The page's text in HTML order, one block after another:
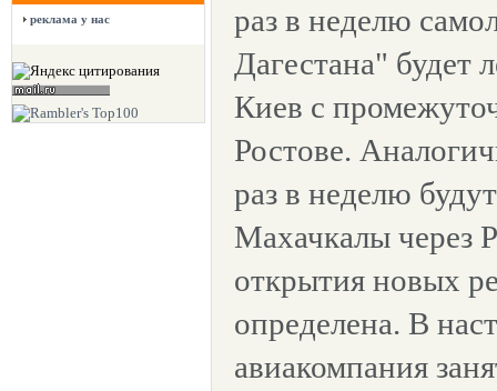
реклама у нас
раз в неделю
Дагестана" будет
Киев с
Ростове.
раз в неделю
Махачкалы через
открытия новых
определена. В
авиакомпания